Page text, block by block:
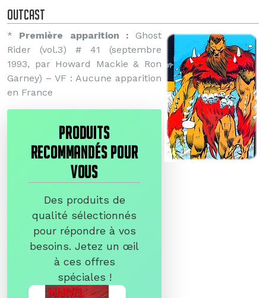
Outcast
* Première apparition : Ghost
Rider (vol.3) # 41 (septembre
1993, par Howard Mackie & Ron
Garney) – VF : Aucune apparition
en France
PRODUITS
RECOMMANDÉS POUR
VOUS
Des produits de
qualité sélectionnés
pour répondre à vos
besoins. Jetez un œil
à ces offres
spéciales !